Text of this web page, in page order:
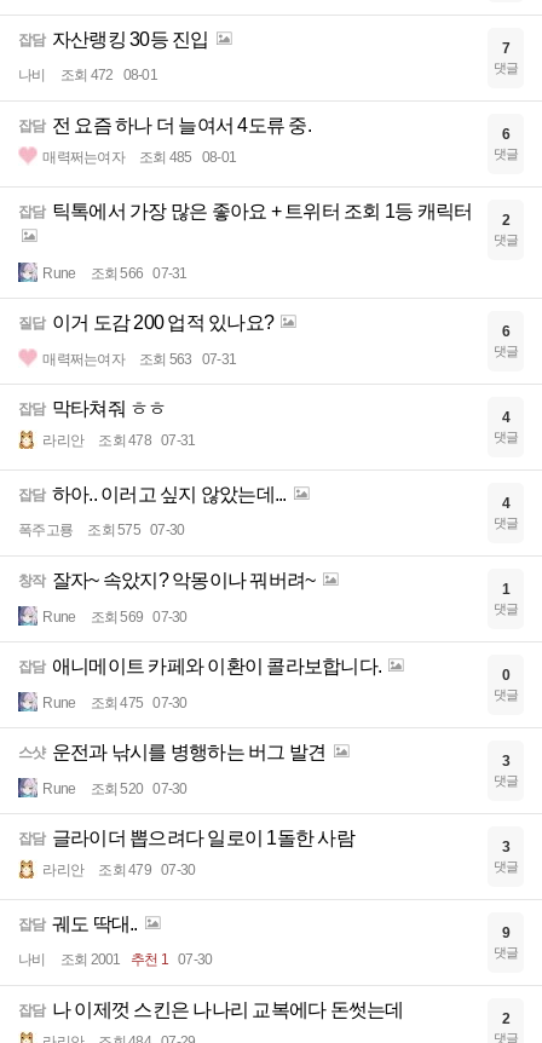
잡담 자산랭킹 30등 진입
나비 조회 472 08-01
7
댓글
잡담 전 요즘 하나 더 늘여서 4도류 중.
매력쩌는여자 조회 485 08-01
6
댓글
잡담 틱톡에서 가장 많은 좋아요 + 트위터 조회 1등 캐릭터
Rune 조회 566 07-31
2
댓글
질답 이거 도감 200 업적 있나요?
매력쩌는여자 조회 563 07-31
6
댓글
잡담 막타쳐줘 ㅎㅎ
라리안 조회 478 07-31
4
댓글
잡담 하아.. 이러고 싶지 않았는데...
폭주고룡 조회 575 07-30
4
댓글
창작 잘자~ 속았지? 악몽이나 꿔버려~
Rune 조회 569 07-30
1
댓글
잡담 애니메이트 카페와 이환이 콜라보합니다.
Rune 조회 475 07-30
0
댓글
스샷 운전과 낚시를 병행하는 버그 발견
Rune 조회 520 07-30
3
댓글
잡담 글라이더 뽑으려다 일로이 1돌한 사람
라리안 조회 479 07-30
3
댓글
잡담 궤도 딱대..
나비 조회 2001 추천 1 07-30
9
댓글
잡담 나 이제껏 스킨은 나나리 교복에다 돈썻는데 2
댓글